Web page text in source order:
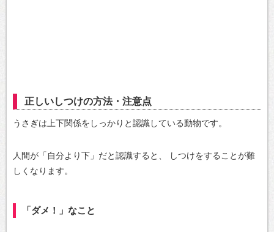
正しいしつけの方法・注意点
うさぎは上下関係をしっかりと認識している動物です。
人間が「自分より下」だと認識すると、
しつけをすることが難
しくなります。
「ダメ！」なこと